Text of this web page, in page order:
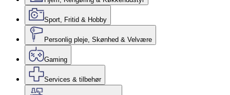
Sport, Fritid & Hobby
Personlig pleje, Skønhed & Velvære
Gaming
Services & tilbehør